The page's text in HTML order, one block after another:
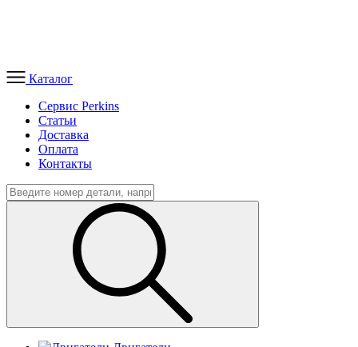
Каталог
Сервис Perkins
Статьи
Доставка
Оплата
Контакты